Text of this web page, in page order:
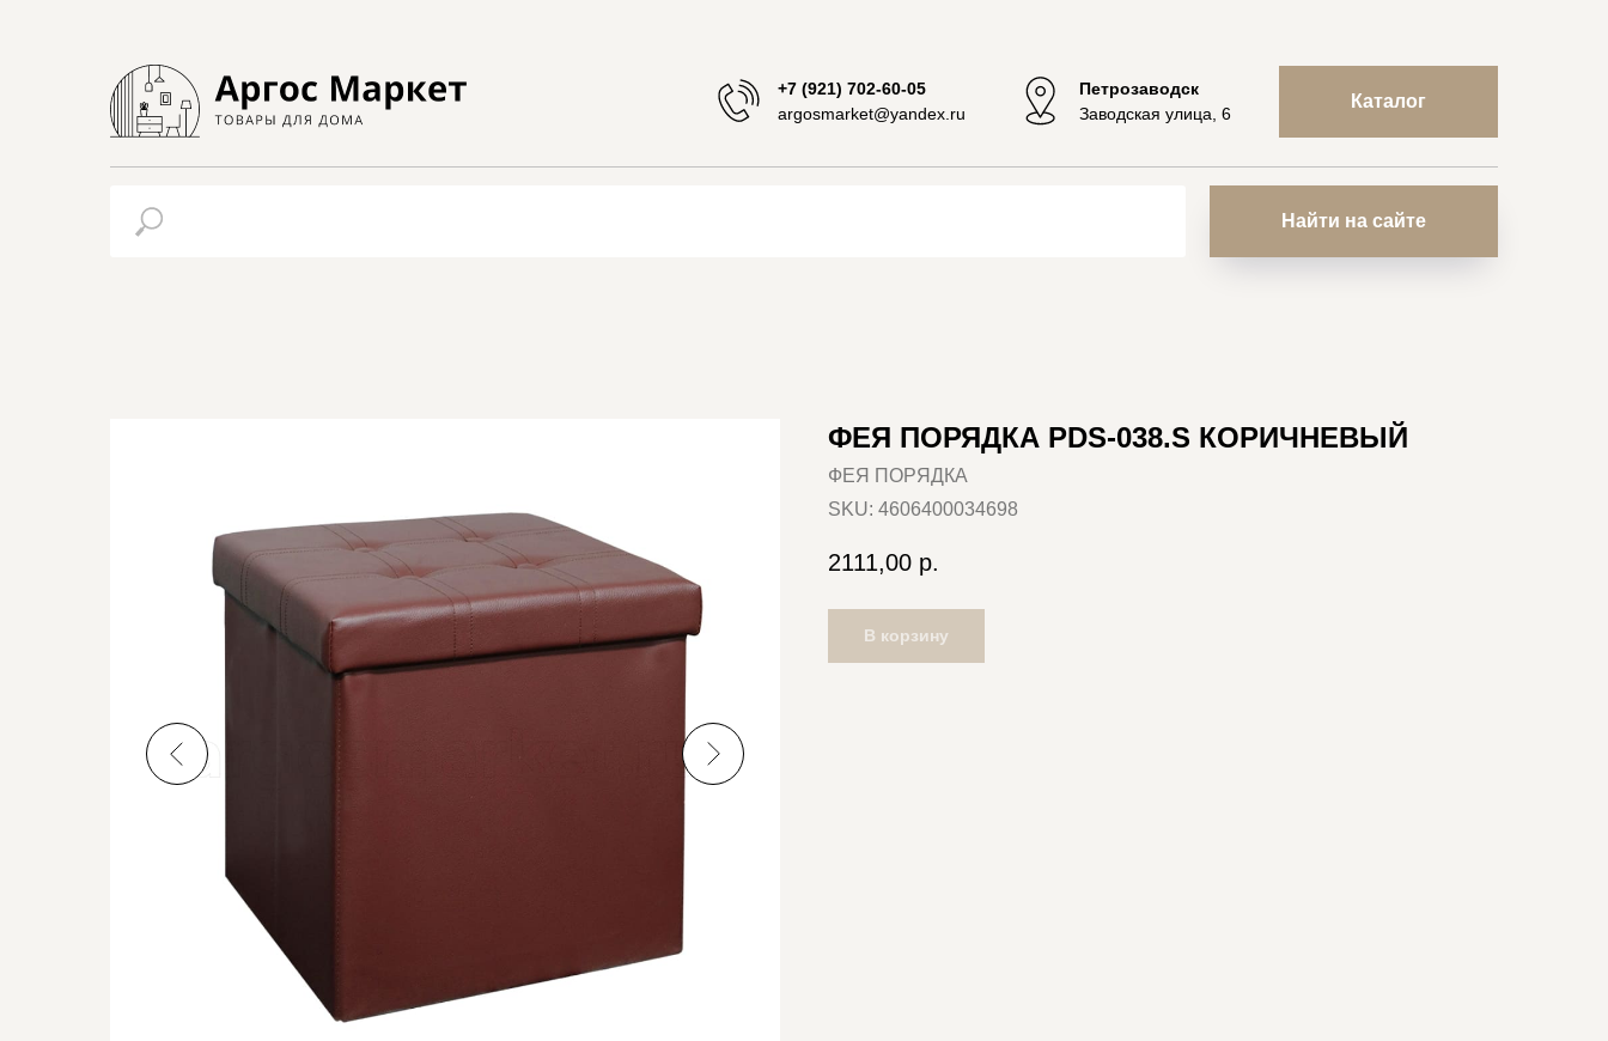
+7 (921) 702-60-05
argosmarket@yandex.ru
Петрозаводск
Заводская улица, 6
Каталог
Найти на сайте
ФЕЯ ПОРЯДКА PDS-038.S КОРИЧНЕВЫЙ
ФЕЯ ПОРЯДКА
SKU: 4606400034698
2111,00 р.
В корзину